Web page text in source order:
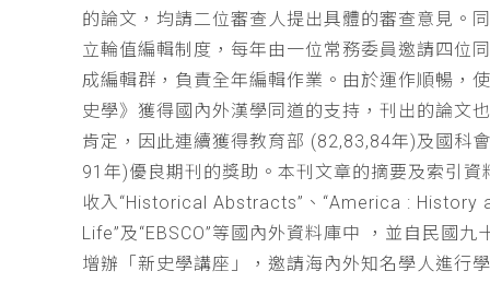
的論文，均請二位審查人提出具體的審查意見。
立輪值編輯制度，每年由一位常務委員邀請四位
成編輯群，負責全年編輯作業。由於運作順暢，
史學》獲得國內外漢學同道的支持，刊出的論文
肯定，因此連續獲得教育部 (82,83,84年)及國科
91年)優良期刊的獎助。本刊文章的摘要及索引資
收入“Historical Abstracts”、“America : History
Life”及“EBSCO”等國內外資料庫中 ，並自民國九
增辦「新史學講座」，邀請海內外知名學人進行